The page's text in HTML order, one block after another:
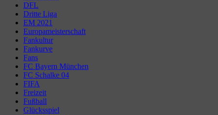
DFL
Dritte Liga
EM 2021
Europameisterschaft
Fankultur
Fankurve
Fans
FC Bayern München
FC Schalke 04
FIFA
Freizeit
Fußball
Glücksspiel